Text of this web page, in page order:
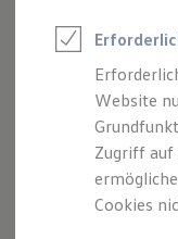
Digitaler
Kauf &
Online-
Aktionen
E-
Für
Für
Profi
Impressum
Website
Zugriff auf
Cookies